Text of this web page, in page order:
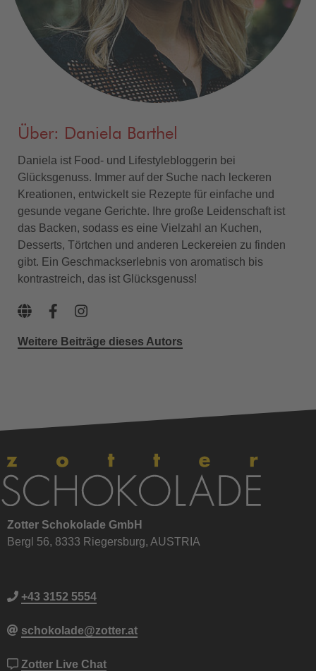
Über: Daniela Barthel
Daniela ist Food- und Lifestylebloggerin bei
Glücksgenuss. Immer auf der Suche nach leckeren
Kreationen, entwickelt sie Rezepte für einfache und
gesunde vegane Gerichte. Ihre große Leidenschaft ist
das Backen, sodass es eine Vielzahl an Kuchen,
Desserts, Törtchen und anderen Leckereien zu finden
gibt. Ein Geschmackserlebnis von aromatisch bis
kontrastreich, das ist Glücksgenuss!
Weitere Beiträge dieses Autors
Zotter Schokolade GmbH
Bergl 56, 8333 Riegersburg, AUSTRIA
+43 3152 5554
schokolade@zotter.at
Zotter Live Chat